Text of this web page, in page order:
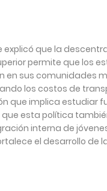
explicó que la
permite que los
en sus comunidades
los costos de
que implica estudiar
que esta política
interna de
el desarrollo de